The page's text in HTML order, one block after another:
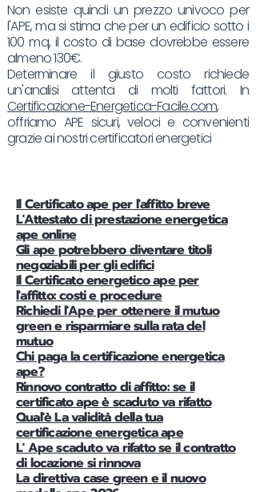
Non esiste quindi un prezzo univoco per
l'APE, ma si stima che per un edificio sotto i
100 mq, il costo di base dovrebbe essere
almeno 130€.
Determinare il giusto costo richiede
un'analisi attenta di molti fattori. In
Certificazione-Energetica-Facile.com,
offriamo APE sicuri, veloci e convenienti
grazie ai nostri certificatori energetici
Il Certificato ape per l'affitto breve
L'Attestato di prestazione energetica
ape online
Gli ape potrebbero diventare titoli
negoziabili per gli edifici
Il Certificato energetico ape per
l'affitto: costi e procedure
Richiedi l'Ape per ottenere il mutuo
green e risparmiare sulla rata del
mutuo
Chi paga la certificazione energetica
ape?
Rinnovo contratto di affitto: se il
certificato ape è scaduto va rifatto
Qual'è La validità della tua
certificazione energetica ape
L' Ape scaduto va rifatto se il contratto
di locazione si rinnova
La direttiva case green e il nuovo